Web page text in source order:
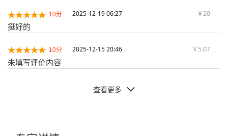
10分 2025-12-19 06:27 ￥20
挺好的
10分 2025-12-15 20:46 ￥5.07
未填写评价内容
查看更多 